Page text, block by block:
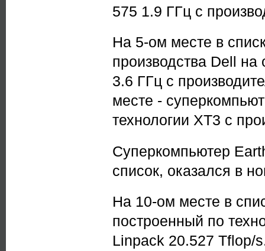
575 1.9 ГГц с
На 5-ом месте в
производства Dell
3.6 ГГц с
месте -
технологии XT3 с
Суперкомпьютер
список, оказался в
На 10-ом месте в
построенный по
Linpack 20.527 Tflop/